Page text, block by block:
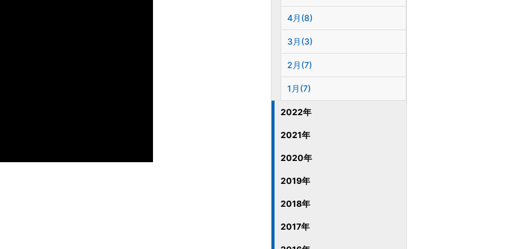
4月(8)
3月(3)
2月(7)
1月(7)
2022年
2021年
2020年
2019年
2018年
2017年